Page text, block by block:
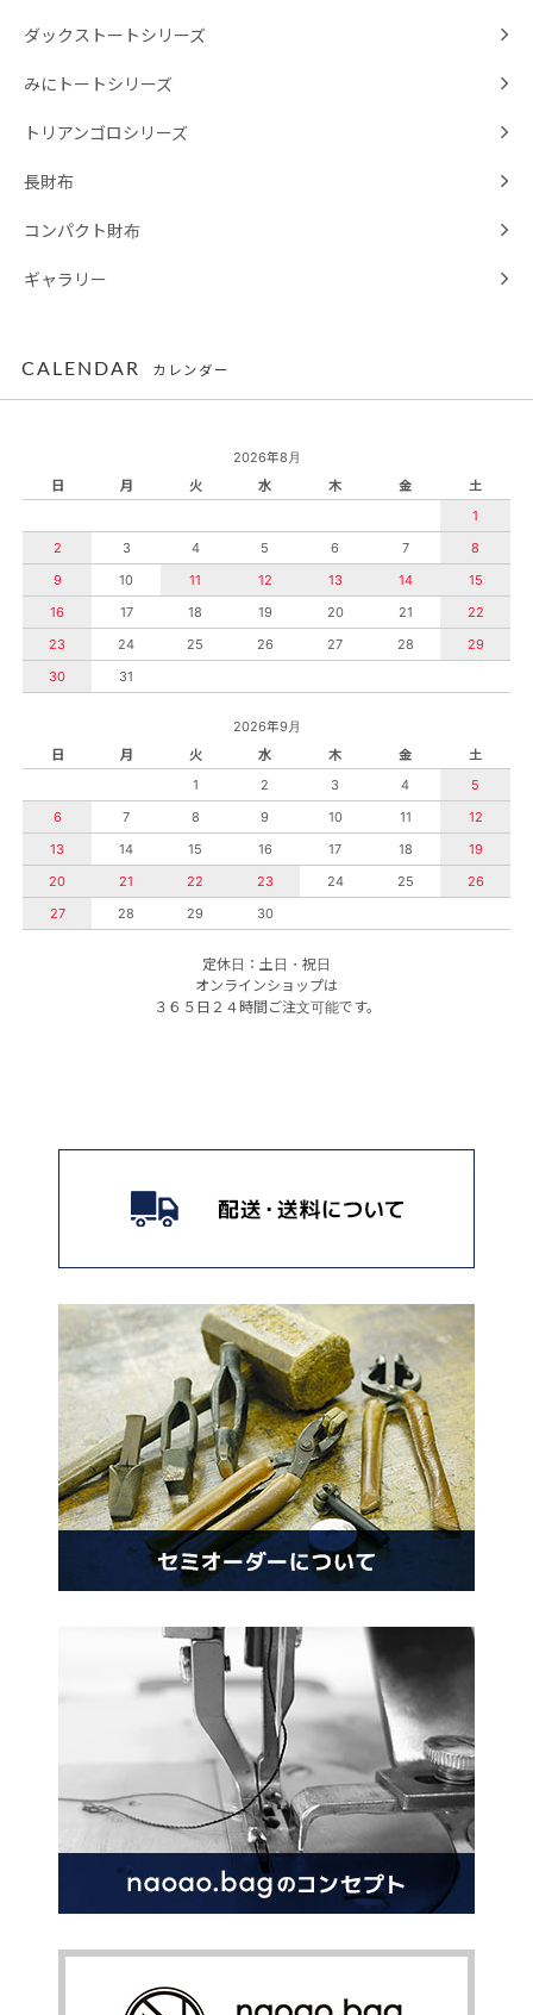
ダックストートシリーズ
みにトートシリーズ
トリアンゴロシリーズ
長財布
コンパクト財布
ギャラリー
CALENDAR カレンダー
2026年8月
日
月 火 水 木 金
土
1
2
3 4 5 6 7
8
9
10 11 12 13 14
15
16
17 18 19 20 21
22
23
24 25 26 27 28
29
30
31
2026年9月
日
月 火 水 木 金
土
1
2 3 4
5
6
7 8 9 10 11
12
13
14 15 16 17 18
19
20
21 22 23 24 25
26
27
28 29 30
定休日：土日・祝日
オンラインショップは
３６５日２４時間ご注文可能です。